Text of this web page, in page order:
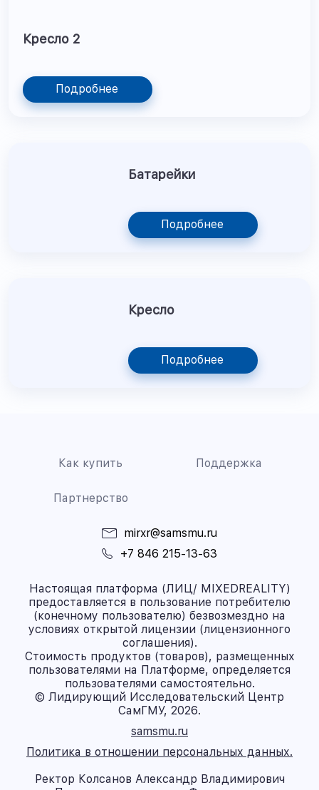
Кресло 2
Подробнее
Батарейки
Подробнее
Кресло
Подробнее
Как купить Поддержка
Партнерство
mirxr@samsmu.ru
+7 846 215-13-63
Настоящая платформа (ЛИЦ/ MIXEDREALITY)
предоставляется в пользование потребителю
(конечному пользователю) безвозмездно на
условиях открытой лицензии (лицензионного
соглашения).
Стоимость продуктов (товаров), размещенных
пользователями на Платформе, определяется
пользователями самостоятельно.
© Лидирующий Исследовательский Центр
СамГМУ, 2026.
samsmu.ru
Политика в отношении персональных данных.
Ректор Колсанов Александр Владимирович